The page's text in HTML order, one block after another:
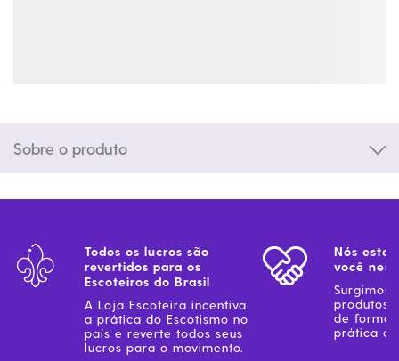
Sobre o produto
Todos os lucros são
revertidos para os
Escoteiros do Brasil
A Loja Escoteira incentiva
a prática do Escotismo no
país e reverte todos seus
lucros para o movimento.
Nós
você
Surgimos
produtos
de forma
prática